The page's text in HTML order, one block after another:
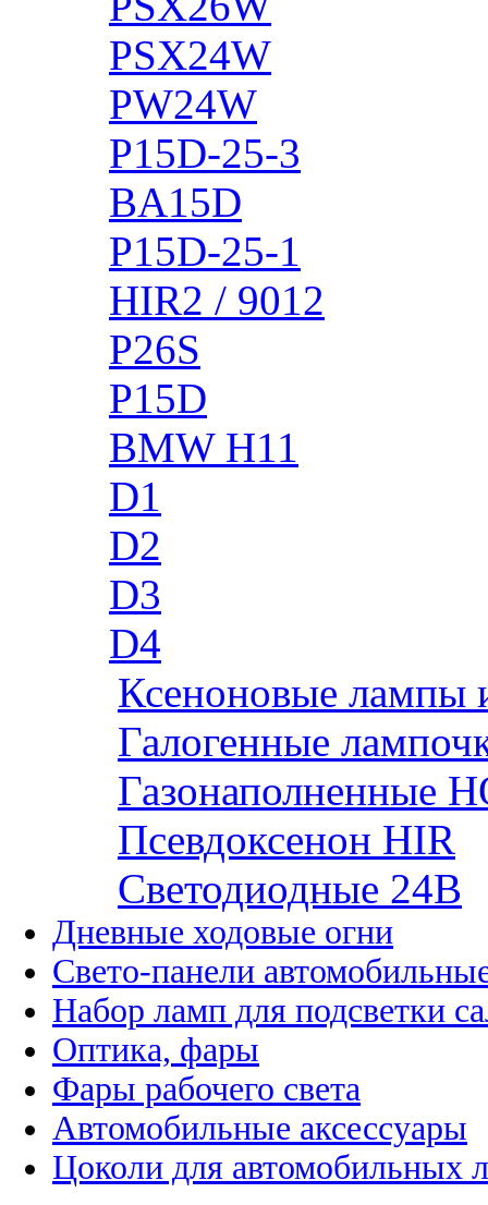
PSX24W
PW24W
P15D-25-3
BA15D
P15D-25-1
HIR2 / 9012
P26S
P15D
BMW H11
D1
D2
D3
D4
Ксеноновые лампы
Галогенные
Газонаполненные
Псевдоксенон HIR
Cветодиодные 24B
Дневные ходовые огни
Свето-панели
Набор ламп для подсветки
Оптика, фары
Фары рабочего света
Автомобильные аксессуары
Цоколи для автомобильных